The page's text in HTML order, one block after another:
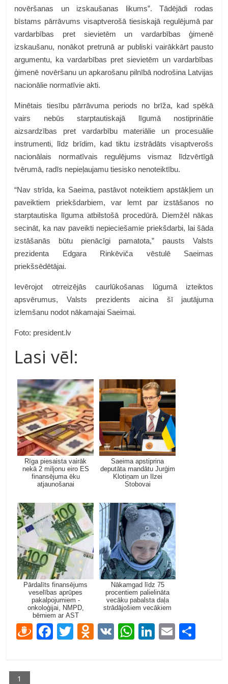
novēršanas un izskaušanas likums”. Tādējādi rodas
bīstams pārrāvums visaptverošā tiesiskajā regulējumā par
vardarbības pret sievietēm un vardarbības ģimenē
izskaušanu, nonākot pretrunā ar publiski vairākkārt pausto
argumentu, ka vardarbības pret sievietēm un vardarbības
ģimenē novēršanu un apkarošanu pilnībā nodrošina Latvijas
nacionālie normatīvie akti.
Minētais tiesību pārrāvuma periods no brīža, kad spēkā
vairs nebūs starptautiskajā līgumā nostiprinātie
aizsardzības pret vardarbību materiālie un procesuālie
instrumenti, līdz brīdim, kad tiktu izstrādāts visaptverošs
nacionālais normatīvais regulējums vismaz līdzvērtīgā
tvērumā, radīs nepieļaujamu tiesisko nenoteiktību.
“Nav strīda, ka Saeima, pastāvot noteiktiem apstākļiem un
paveiktiem priekšdarbiem, var lemt par izstāšanos no
starptautiska līguma atbilstošā procedūrā. Diemžēl nākas
secināt, ka nav paveikti nepieciešamie priekšdarbi, lai šāda
izstāšanās būtu pienācīgi pamatota,” pausts Valsts
prezidenta Edgara Rinkēviča vēstulē Saeimas
priekšsēdētājai.
Ievērojot otrreizējās caurlūkošanas lūgumā izteiktos
apsvērumus, Valsts prezidents aicina šī jautājuma
izlemšanu nodot nākamajai Saeimai.
Foto: president.lv
Lasi vēl:
Rīga piesaista vairāk
nekā 2 miljonu eiro ES
finansējuma ēku
atjaunošanai
Saeima apstiprina
deputāta mandātu Jurģim
Klotiņam un Ilzei
Stobovai
Pārdalīts finansējums
veselības aprūpes
pakalpojumiem -
onkoloģijai, NMPD,
bērniem ar AST
Nākamgad līdz 75
procentiem palielināta
vecāku pabalsta daļa
strādājošiem vecākiem
D F T O V W Li E
1